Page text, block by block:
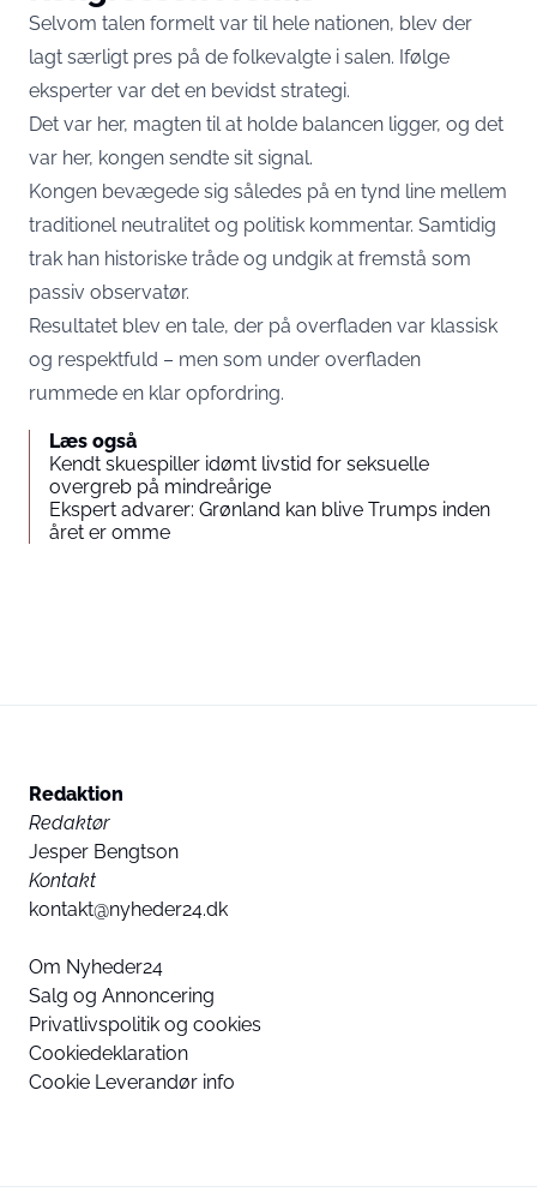
Selvom talen formelt var til hele nationen, blev der
lagt særligt pres på de folkevalgte i salen. Ifølge
eksperter var det en bevidst strategi.
Det var her, magten til at holde balancen ligger, og det
var her, kongen sendte sit signal.
Kongen bevægede sig således på en tynd line mellem
traditionel neutralitet og politisk kommentar. Samtidig
trak han historiske tråde og undgik at fremstå som
passiv observatør.
Resultatet blev en tale, der på overfladen var klassisk
og respektfuld – men som under overfladen
rummede en klar opfordring.
Læs også
Kendt skuespiller idømt livstid for seksuelle
overgreb på mindreårige
Ekspert advarer: Grønland kan blive Trumps inden
året er omme
Redaktion
Redaktør
Jesper Bengtson
Kontakt
kontakt@nyheder24.dk
Om Nyheder24
Salg og Annoncering
Privatlivspolitik og cookies
Cookiedeklaration
Cookie Leverandør info